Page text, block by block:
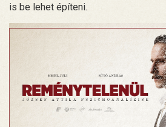
is be lehet építeni.